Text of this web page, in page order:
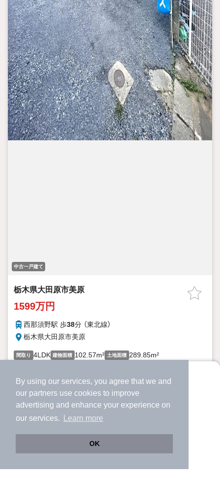
By using our services, you agree that we and
our partners use cookies to improve
advertising and enhance your experience on
our services.
Learn more
OK
より使いやすくなった
アプリで物件探ししませんか？
サクサク動く地図で物件検索
中古一戸建て
栃木県大田原市美原
1599万円
西那須野駅 歩38分 （東北線）
栃木県大田原市美原
間取り 4LDK 建物面積 102.57m² 土地面積 289.85m²
【見学会開催】
【内外装リフォーム予定】駐車拡張後4台駐車可能
詳細を見る
提供